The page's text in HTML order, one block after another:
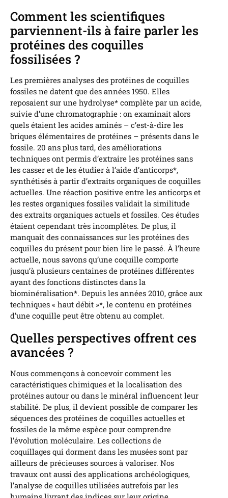
Comment les scientifiques
parviennent-ils à faire parler les
protéines des coquilles
fossilisées ?
Les premières analyses des protéines de coquilles
fossiles ne datent que des années 1950. Elles
reposaient sur une hydrolyse* complète par un acide,
suivie d’une chromatographie : on examinait alors
quels étaient les acides aminés – c’est-à-dire les
briques élémentaires de protéines – présents dans le
fossile. 20 ans plus tard, des améliorations
techniques ont permis d’extraire les protéines sans
les casser et de les étudier à l’aide d’anticorps*,
synthétisés à partir d’extraits organiques de coquilles
actuelles. Une réaction positive entre les anticorps et
les restes organiques fossiles validait la similitude
des extraits organiques actuels et fossiles. Ces études
étaient cependant très incomplètes. De plus, il
manquait des connaissances sur les protéines des
coquilles du présent pour bien lire le passé. À l’heure
actuelle, nous savons qu’une coquille comporte
jusqu’à plusieurs centaines de protéines différentes
ayant des fonctions distinctes dans la
biominéralisation*. Depuis les années 2010, grâce aux
techniques « haut débit »*, le contenu en protéines
d’une coquille peut être obtenu au complet.
Quelles perspectives offrent ces
avancées ?
Nous commençons à concevoir comment les
caractéristiques chimiques et la localisation des
protéines autour ou dans le minéral influencent leur
stabilité. De plus, il devient possible de comparer les
séquences des protéines de coquilles actuelles et
fossiles de la même espèce pour comprendre
l’évolution moléculaire. Les collections de
coquillages qui dorment dans les musées sont par
ailleurs de précieuses sources à valoriser. Nos
travaux ont aussi des applications archéologiques,
l’analyse de coquilles utilisées autrefois par les